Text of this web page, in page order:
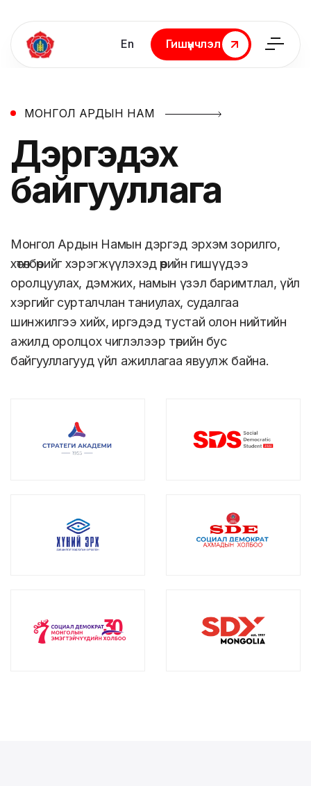
En
Гишүүнчлэл
Гишүүнчлэл
МОНГОЛ АРДЫН НАМ
Дэргэдэх
байгууллага
Монгол Ардын Намын дэргэд эрхэм зорилго,
хөтөлбөрийг хэрэгжүүлэхэд өөрийн гишүүдээ
оролцуулах, дэмжих, намын үзэл баримтлал, үйл
хэргийг сурталчлан таниулах, судалгаа
шинжилгээ хийх, иргэдэд тустай олон нийтийн
ажилд оролцох чиглэлээр төрийн бус
байгууллагууд үйл ажиллагаа явуулж байна.